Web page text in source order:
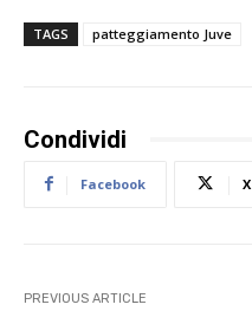
TAGS patteggiamento Juve
Condividi
Facebook X
PREVIOUS ARTICLE